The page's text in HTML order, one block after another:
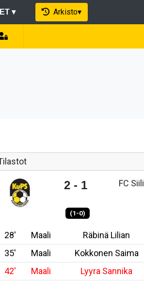
▾ Arkisto▾
2 - 1 FC Siili
(1-0)
28' Maali
Räbinä Lilian
35'
Maali
Kokkonen Saima
42'
Maali Lyyra Sannika